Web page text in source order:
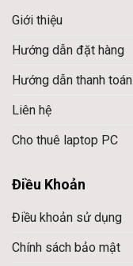
Giới thiệu
Hướng dẫn đặt hàng
Hướng dẫn thanh toán
Liên hệ
Cho thuê laptop PC
Điều Khoản
Điều khoản sử dụng
Chính sách bảo mật